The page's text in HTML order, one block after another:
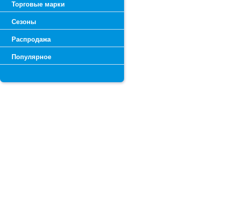
Торговые марки
Сезоны
Распродажа
Популярное